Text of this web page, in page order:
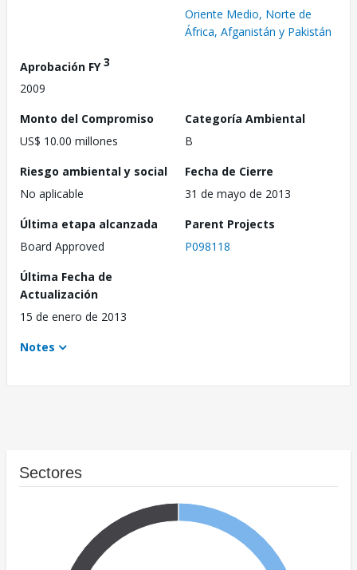
Oriente Medio, Norte de
África, Afganistán y Pakistán
Aprobación FY3
2009
Monto del Compromiso
US$ 10.00 millones
Categoría Ambiental
B
Riesgo ambiental y social
No aplicable
Fecha de Cierre
31 de mayo de 2013
Última etapa alcanzada
Board Approved
Parent Projects
P098118
Última Fecha de
Actualización
15 de enero de 2013
Notes
Sectores